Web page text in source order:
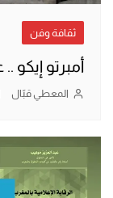
ثقافة وفن
أمبرتو إيكو
المعطي قبّال